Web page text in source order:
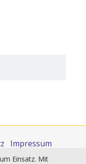
Impressum
Einsatz. Mit